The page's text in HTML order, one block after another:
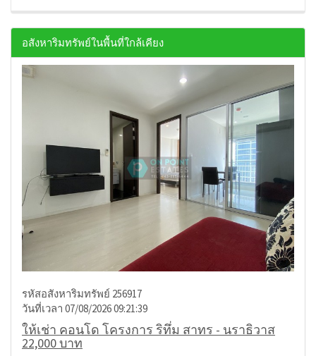
อสังหาริมทรัพย์ในพื้นที่ใกล้เคียง
รหัสอสังหาริมทรัพย์ 256917
วันที่เวลา 07/08/2026 09:21:39
ให้เช่า คอนโด โครงการ ริทึ่ม สาทร - นราธิวาส
22,000 บาท